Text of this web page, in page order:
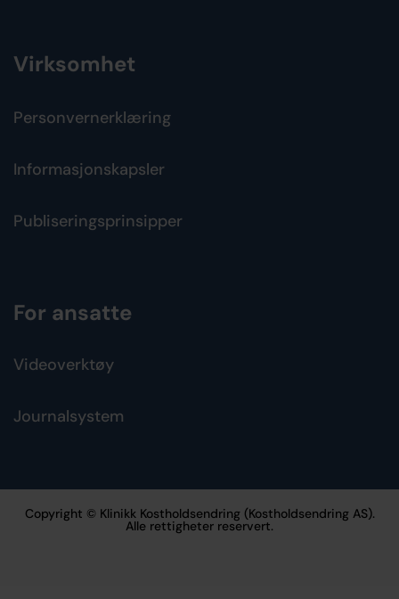
Virksomhet
Personvernerklæring
Informasjonskapsler
Publiseringsprinsipper
For ansatte
Videoverktøy
Journalsystem
Copyright © Klinikk Kostholdsendring (Kostholdsendring AS).
Alle rettigheter reservert.